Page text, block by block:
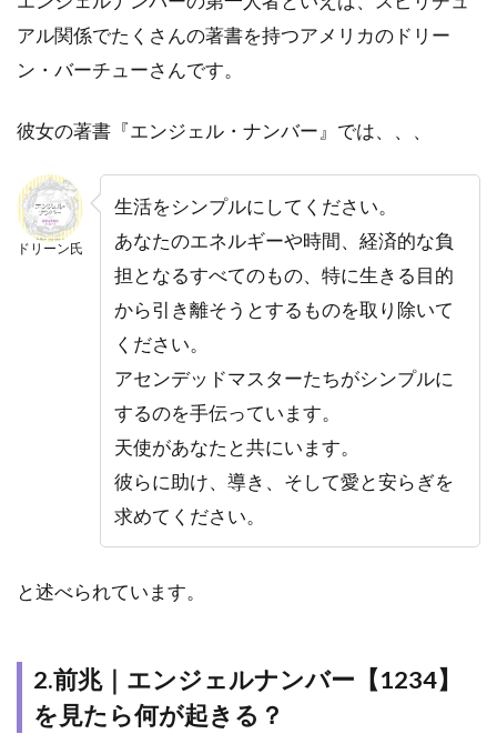
2.6
6.
金運｜エ
【1234】
メッセー
ジは？
2.7
7.
ツインソ
ンジェル
ナンバー
の意味や
メッセー
8.
ツインレ
イ｜エン
ジェルナ
【1234】
ジは？
3
エン
ジェルナ
アル関係でたくさんの著書を持つアメリカのドリー
ン・バーチューさんです。
彼女の著書『エンジェル・ナンバー』では、、、
ドリーン氏
生活をシンプルにしてください。
あなたのエネルギーや時間、経済的な負
担となるすべてのもの、特に生きる目的
から引き離そうとするものを取り除いて
ください。
アセンデッドマスターたちがシンプルに
するのを手伝っています。
天使があなたと共にいます。
彼らに助け、導き、そして愛と安らぎを
求めてください。
と述べられています。
2.前兆｜エンジェルナンバー【1234】
を見たら何が起きる？